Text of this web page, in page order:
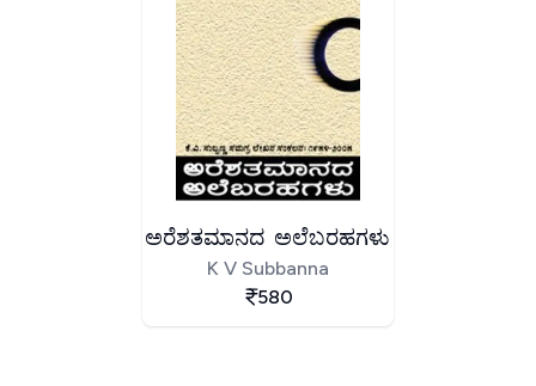
ಅರೆಶತಮಾನದ ಅಲೆಬರಹಗಳು
K V Subbanna
580